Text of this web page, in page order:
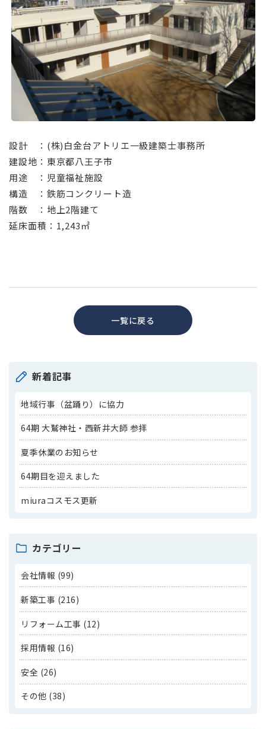
設計 ：(株)白金台アトリエ一級建築士事務所
建設地：東京都八王子市
用途 ：児童福祉施設
構造 ：鉄筋コンクリート造
階数 ：地上2階建て
延床面積：1,243㎡
一覧に戻る
新着記事
地域行事（盆踊り）に協力
64期 大鷲神社・西新井大師 参拝
夏季休業のお知らせ
64期目を迎えました
miuraコスモス更新
カテゴリー
会社情報 (99)
新築工事 (216)
リフォーム工事 (12)
採用情報 (16)
安全 (26)
その他 (38)